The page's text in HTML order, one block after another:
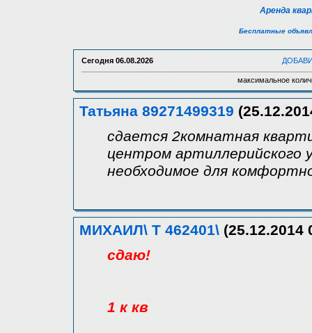
Аренда
Бесплатные
Сегодня 06.08.2026
максимальное
Татьяна 89271499319
сдается 2комнатная
центром артиллерийского
необходимое для
МИХАИЛ\ Т 462401\ (25.12.2014
сдаю!
1 к кв